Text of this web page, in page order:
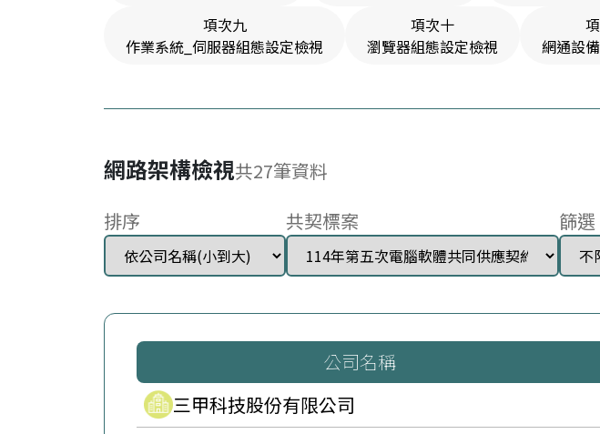
項次九
作業系統_伺服器組態設定檢視
項次十
瀏覽器組態設定檢視
網通設
網路架構檢視共27筆資料
排序
共契標案
篩選
公司名稱
三甲科技股份有限公司